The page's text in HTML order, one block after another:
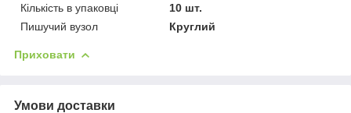
Кількість в упаковці
10 шт.
Пишучий вузол
Круглий
Приховати
Умови доставки